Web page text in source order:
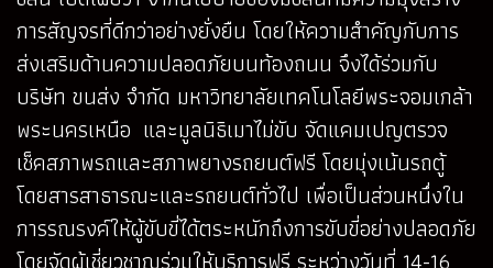
การสัญจรที่ดีกว่าอย่างยั่งยืน โดยให้ความสำคัญกับการ
ส่งเสริมด้านความปลอดภัยบนท้องถนน จึงได้ร่วมกับ
บริษัท ขนส่ง จำกัด มหาวิทยาลัยเทคโนโลยีพระจอมเกล้า
พระนครเหนือ และมูลนิธิเมาไม่ขับ จัดแคมเปญตรวจ
เช็คสภาพรถและสภาพยางรถยนต์ฟรี โดยมุ่งเน้นรถตู้
โดยสารสาธารณะและรถยนต์ทั่วไป เพื่อเป็นส่วนหนึ่งใน
การรณรงค์ให้ผู้ขับขี่ได้ตระหนักถึงการขับขี่อย่างปลอดภัย